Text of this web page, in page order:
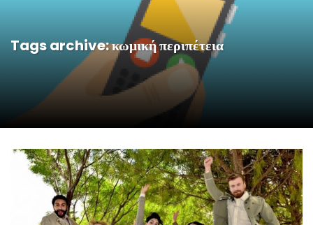
Tags archive: κωμική περιπέτεια